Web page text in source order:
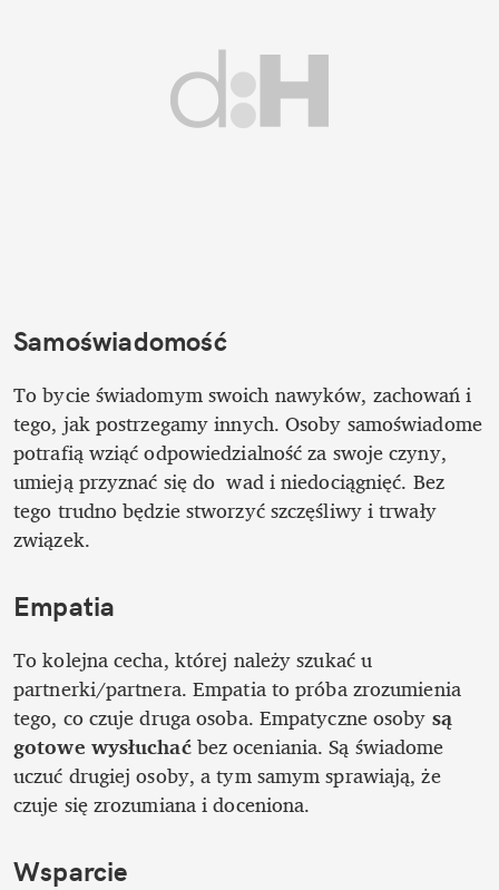
Samoświadomość
To bycie świadomym swoich nawyków, zachowań i
tego, jak postrzegamy innych. Osoby samoświadome
potrafią wziąć odpowiedzialność za swoje czyny,
umieją przyznać się do  wad i niedociągnięć. Bez
tego trudno będzie stworzyć szczęśliwy i trwały
związek.
Empatia
To kolejna cecha, której należy szukać u
partnerki/partnera. Empatia to próba zrozumienia
tego, co czuje druga osoba. Empatyczne osoby są
gotowe wysłuchać bez oceniania. Są świadome
uczuć drugiej osoby, a tym samym sprawiają, że
czuje się zrozumiana i doceniona.
Wsparcie